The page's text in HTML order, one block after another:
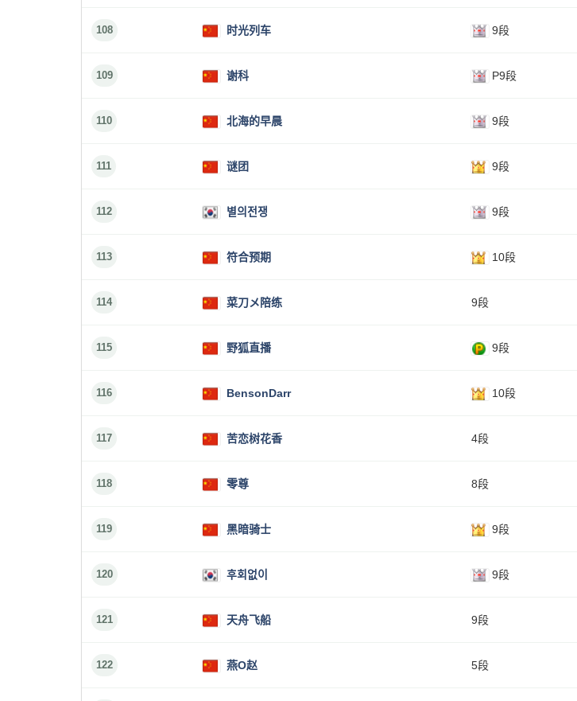
108 时光列车 9段
109 谢科 P9段
110 北海的早晨 9段
111 谜团 9段
112 별의전쟁 9段
113 符合预期 10段
114 菜刀メ陪练 9段
115 野狐直播 9段
116 BensonDarr 10段
117 苦恋树花香 4段
118 零尊 8段
119 黑暗骑士 9段
120 후회없이 9段
121 天舟飞船 9段
122 燕O赵 5段